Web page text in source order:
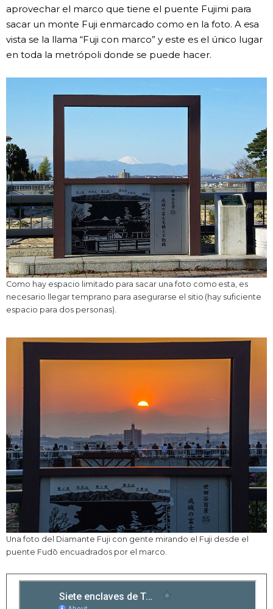
aprovechar el marco que tiene el puente Fujimi para
sacar un monte Fuji enmarcado como en la foto. A esa
vista se la llama “Fuji con marco” y este es el único lugar
en toda la metrópoli donde se puede hacer.
Como hay espacio limitado para sacar una foto como esta, es
necesario llegar temprano para asegurarse el sitio (hay suficiente
espacio para dos personas).
Una foto del Diamante Fuji con gente mirando el Fuji desde el
puente Fudō encuadrados por el marco.